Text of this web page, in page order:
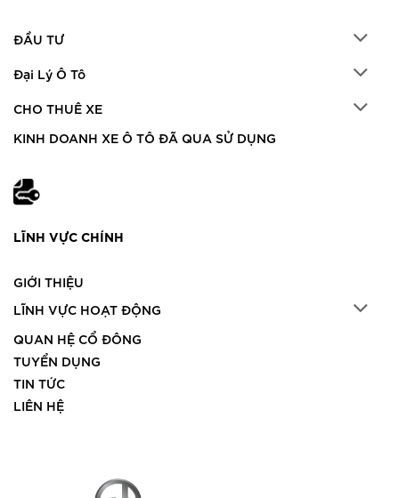
ĐẦU TƯ
Đại Lý Ô Tô
CHO THUÊ XE
KINH DOANH XE Ô TÔ ĐÃ QUA SỬ DỤNG
LĨNH VỰC CHÍNH
GIỚI THIỆU
LĨNH VỰC HOẠT ĐỘNG
QUAN HỆ CỔ ĐÔNG
TUYỂN DỤNG
TIN TỨC
LIÊN HỆ